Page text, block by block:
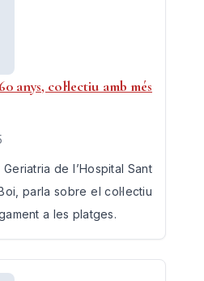
anys, col·lectiu amb més
de l’Hospital Sant
parla sobre el col·lectiu
a les platges.